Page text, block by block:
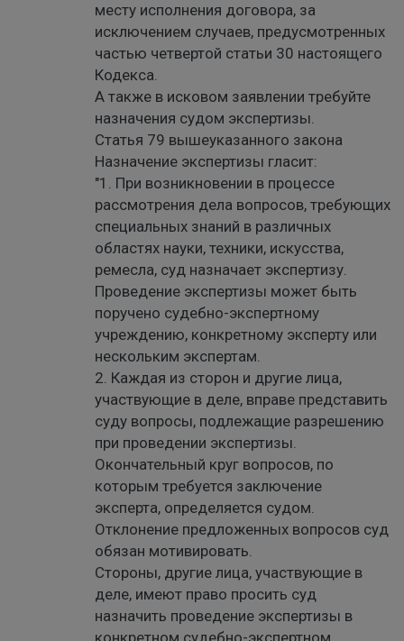
месту исполнения договора, за
исключением случаев, предусмотренных
частью четвертой статьи 30 настоящего
Кодекса.
А также в исковом заявлении требуйте
назначения судом экспертизы.
Статья 79 вышеуказанного закона
Назначение экспертизы гласит:
"1. При возникновении в процессе
рассмотрения дела вопросов, требующих
специальных знаний в различных
областях науки, техники, искусства,
ремесла, суд назначает экспертизу.
Проведение экспертизы может быть
поручено судебно-экспертному
учреждению, конкретному эксперту или
нескольким экспертам.
2. Каждая из сторон и другие лица,
участвующие в деле, вправе представить
суду вопросы, подлежащие разрешению
при проведении экспертизы.
Окончательный круг вопросов, по
которым требуется заключение
эксперта, определяется судом.
Отклонение предложенных вопросов суд
обязан мотивировать.
Стороны, другие лица, участвующие в
деле, имеют право просить суд
назначить проведение экспертизы в